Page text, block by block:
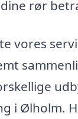
rør
vores
i Ølholm.